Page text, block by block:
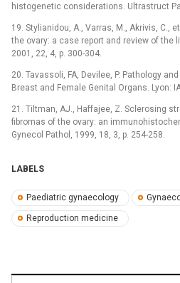
histogenetic considerations. Ultrastruct
19. Stylianidou, A., Varras, M., Akrivis, C.,
the ovary: a case report and review of the
2001, 22, 4, p. 300-304.
20. Tavassoli, FA, Devilee, P. Pathology
Breast and Female Genital Organs. Lyon:
21. Tiltman, AJ., Haffajee, Z. Sclerosing
fibromas of the ovary: an
Gynecol Pathol, 1999, 18, 3, p. 254-258.
LABELS
Paediatric gynaecology
Reproduction medicine